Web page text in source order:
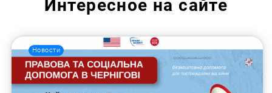
Интересное на сайте
Новости